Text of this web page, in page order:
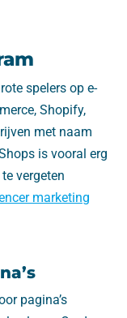
spelers op e-
Shopify,
met naam
is vooral erg
vergeten
marketing
pagina’s